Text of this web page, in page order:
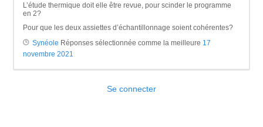
L’étude thermique doit elle être revue, pour scinder le programme
en 2?
Pour que les deux assiettes d’échantillonnage soient cohérentes?
Synéole Réponses sélectionnée comme la meilleure 17
novembre 2021
Se connecter